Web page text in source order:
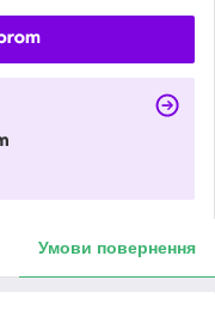
Умови повернення